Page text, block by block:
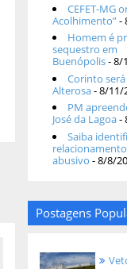
CEFET-MG
Acolhimento”-
Homem é
sequestro em
Buenópolis- 8/
Corinto
Alterosa- 8/11/
PM
José da Lagoa-
Saiba
relacionamento
abusivo - 8/8/
Postagens